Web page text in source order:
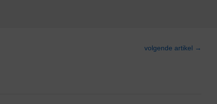
volgende artikel →